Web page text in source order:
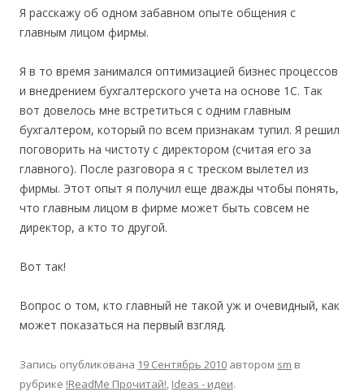
Я расскажу об одном забавном опыте общения с
главным лицом фирмы.
Я в то время занимался оптимизацией бизнес процессов
и внедрением бухгалтерского учета на основе 1С. Так
вот довелось мне встретиться с одним главным
бухгалтером, который по всем признакам тупил. Я решил
поговорить на чистоту с директором (считая его за
главного). После разговора я с треском вылетел из
фирмы. Этот опыт я получил еще дважды чтобы понять,
что главным лицом в фирме может быть совсем не
директор, а кто то другой.
Вот так!
Вопрос о том, кто главный не такой уж и очевидный, как
может показаться на первый взгляд.
Запись опубликована 19 Сентябрь 2010 автором sm в
рубрике !ReadMe Прочитай!, Ideas - идеи.